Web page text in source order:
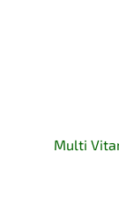
Multi